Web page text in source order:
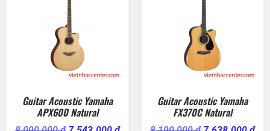
Guitar Acoustic Yamaha
APX600 Natural
Guitar Acoustic Yamaha
FX370C Natural